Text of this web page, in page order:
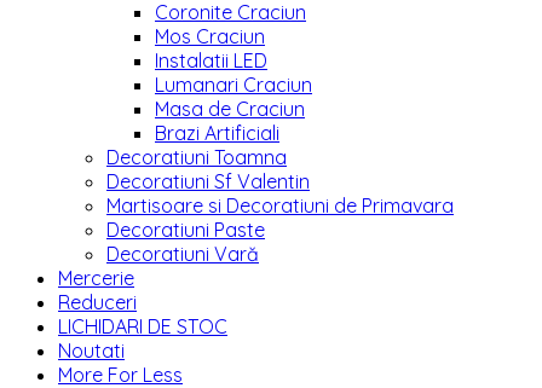
Coronite Craciun
Mos Craciun
Instalatii LED
Lumanari Craciun
Masa de Craciun
Brazi Artificiali
Decoratiuni Toamna
Decoratiuni Sf Valentin
Martisoare si Decoratiuni de Primavara
Decoratiuni Paste
Decoratiuni Vară
Mercerie
Reduceri
LICHIDARI DE STOC
Noutati
More For Less